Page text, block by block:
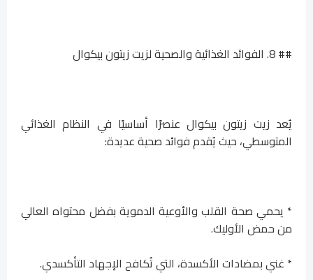
## 8. الفوائد الغذائية والصحية لزيت زيتون بيكوال
يُعد زيت زيتون بيكوال عنصرًا أساسيًا في النظام الغذائي
المتوسطي، حيث يُقدم فوائد صحية عديدة:
* يحمي صحة القلب والأوعية الدموية بفضل محتواه العالي
من حمض الأوليك.
* غني بمضادات الأكسدة، التي تُكافح الإجهاد التأكسدي.